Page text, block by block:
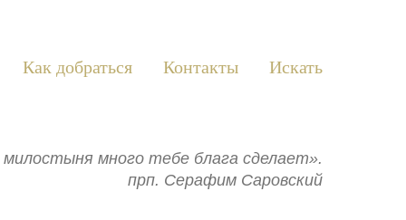
Как добраться Контакты Искать
милостыня много тебе блага сделает».
прп. Серафим Саровский